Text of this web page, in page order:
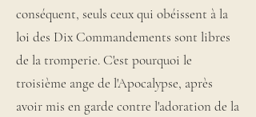
conséquent, seuls ceux qui obéissent à la
loi des Dix Commandements sont libres
de la tromperie. C'est pourquoi le
troisième ange de l'Apocalypse, après
avoir mis en garde contre l'adoration de la